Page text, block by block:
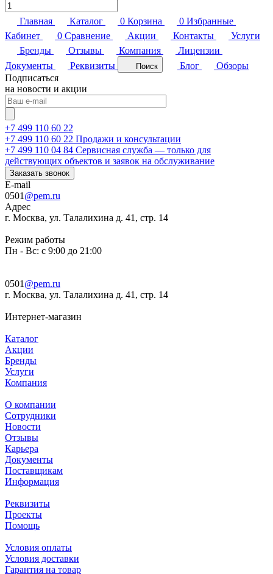
Главная Каталог 0 Корзина 0 Избранные
Кабинет
0 Сравнение Акции Контакты
Услуги
Бренды
Отзывы Компания
Лицензии
Документы
Реквизиты Поиск Блог
Обзоры
Подписаться
на новости и акции
+7 499 110 60 22
+7 499 110 60 22 Продажи и консультации
+7 499 110 04 84 Сервисная служба — только для
действующих объектов и заявок на обслуживание
Заказать звонок
E-mail
0501 @pem.ru
Адрес
г. Москва, ул. Талалихина д. 41, стр. 14
Режим работы
Пн - Вс: с 9:00 до 21:00
0501 @pem.ru
г. Москва, ул. Талалихина д. 41, стр. 14
Интернет-магазин
Каталог
Акции
Бренды
Услуги
Компания
О компании
Сотрудники
Новости
Отзывы
Карьера
Документы
Поставщикам
Информация
Реквизиты
Проекты
Помощь
Условия оплаты
Условия доставки
Гарантия на товар